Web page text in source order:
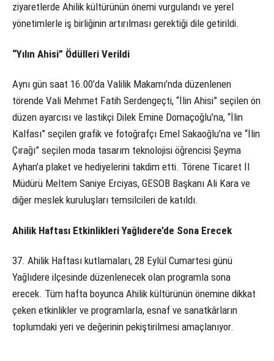
ziyaretlerde Ahilik kültürünün önemi vurgulandı ve yerel
yönetimlerle iş birliğinin artırılması gerektiği dile getirildi.
“Yılın Ahisi” Ödülleri Verildi
Aynı gün saat 16.00’da Valilik Makamı’nda düzenlenen
törende Vali Mehmet Fatih Serdengeçti, “İlin Ahisi” seçilen ön
düzen ayarcısı ve lastikçi Dilek Emine Domaçoğlu’na, “İlin
Kalfası” seçilen grafik ve fotoğrafçı Emel Sakaoğlu’na ve “İlin
Çırağı” seçilen moda tasarım teknolojisi öğrencisi Şeyma
Ayhan’a plaket ve hediyelerini takdim etti. Törene Ticaret İl
Müdürü Meltem Saniye Erciyas, GESOB Başkanı Ali Kara ve
diğer meslek kuruluşları temsilcileri de katıldı.
Ahilik Haftası Etkinlikleri Yağlıdere’de Sona Erecek
37. Ahilik Haftası kutlamaları, 28 Eylül Cumartesi günü
Yağlıdere ilçesinde düzenlenecek olan programla sona
erecek. Tüm hafta boyunca Ahilik kültürünün önemine dikkat
çeken etkinlikler ve programlarla, esnaf ve sanatkârların
toplumdaki yeri ve değerinin pekiştirilmesi amaçlanıyor.